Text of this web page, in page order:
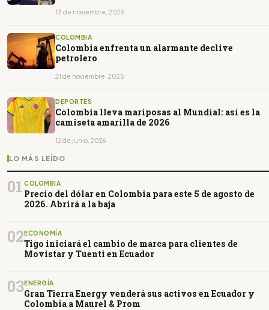
13 de noviembre, 2025
COLOMBIA
Colombia enfrenta un alarmante declive
petrolero
21 de noviembre, 2025
DEPORTES
Colombia lleva mariposas al Mundial: así es la
camiseta amarilla de 2026
12 de junio, 2026
LO MÁS LEÍDO
01 COLOMBIA
Precio del dólar en Colombia para este 5 de agosto de
2026. Abrirá a la baja
02ECONOMÍA
Tigo iniciará el cambio de marca para clientes de
Movistar y Tuenti en Ecuador
03ENERGÍA
Gran Tierra Energy venderá sus activos en Ecuador y
Colombia a Maurel & Prom